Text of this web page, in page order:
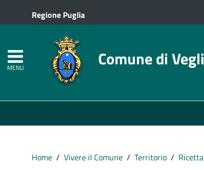
Regione Puglia
MENU Comune di
Home Vivere il Comune Territorio